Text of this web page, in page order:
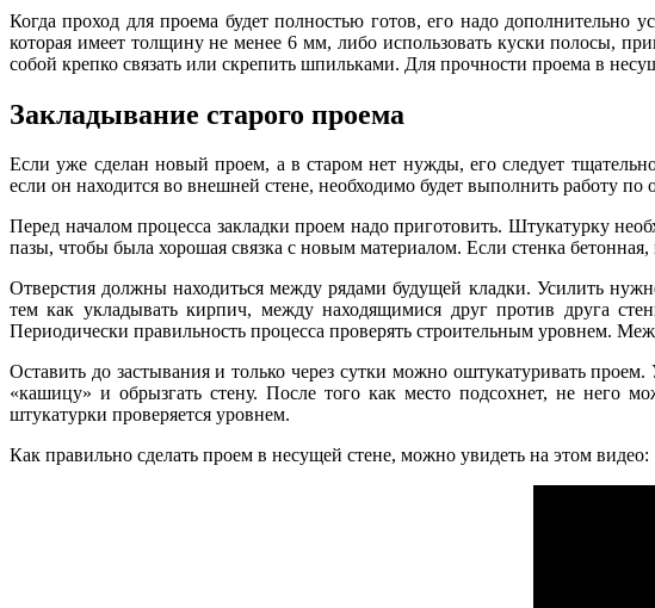
Когда проход для проема будет полностью готов, его надо дополнительно
которая имеет толщину не менее 6 мм, либо использовать куски полосы,
собой крепко связать или скрепить шпильками. Для прочности проема в
Закладывание старого проема
Если уже сделан новый проем, а в старом нет нужды, его следует
если он находится во внешней стене, необходимо будет выполнить работу
Перед началом процесса закладки проем надо приготовить. Штукатурку
пазы, чтобы была хорошая связка с новым материалом. Если стенка
Отверстия должны находиться между рядами будущей кладки. Усилить
тем как укладывать кирпич, между находящимися друг против друга
Периодически правильность процесса проверять строительным уровнем.
Оставить до застывания и только через сутки можно оштукатуривать
«кашицу» и обрызгать стену. После того как место подсохнет, не него
штукатурки проверяется уровнем.
Как правильно сделать проем в несущей стене, можно увидеть на этом видео: